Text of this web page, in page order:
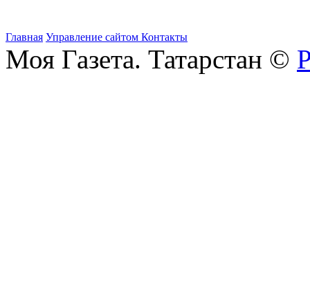
Главная Управление сайтом Контакты
Моя Газета. Татарстан ©